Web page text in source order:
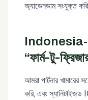
অ্যাডেনডাম সংযুক্ত
“ফার্ম-টু-
আমরা পার্টনার খামারের
করি, এবং স্যানিটাইজড